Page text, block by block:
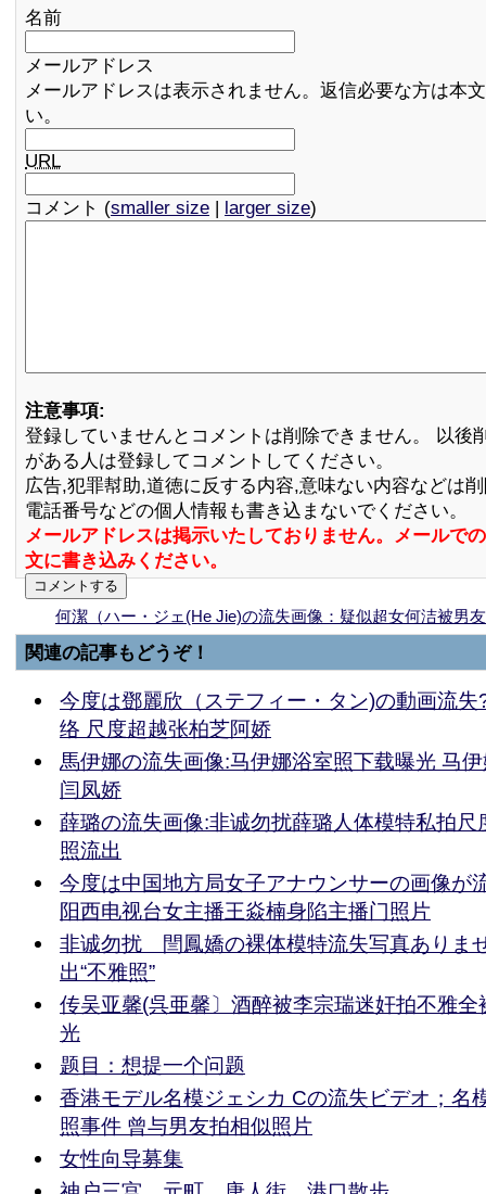
名前
メールアドレス
メールアドレスは表示されません。返信必要な方は本
い。
URL
コメント (smaller size | larger size)
注意事項:
登録していませんとコメントは削除できません。 以後
がある人は登録してコメントしてください。
広告,犯罪幇助,道徳に反する内容,意味ない内容などは
電話番号などの個人情報も書き込まないでください。
メールアドレスは掲示いたしておりません。メールで
文に書き込みください。
何潔（ハー・ジェ(He Jie)の流失画像：疑似超女何洁被男
関連の記事もどうぞ！
今度は鄧麗欣（ステフィー・タン)の動画流
络 尺度超越张柏芝阿娇
馬伊娜の流失画像:马伊娜浴室照下载曝光 马
闫凤娇
薛璐の流失画像:非诚勿扰薛璐人体模特私拍
照流出
今度は中国地方局女子アナウンサーの画像
阳西电视台女主播王焱楠身陷主播门照片
非诚勿扰 閆鳳嬌の裸体模特流失写真ありま
出“不雅照”
传吴亚馨(呉亜馨〕酒醉被李宗瑞迷奸拍不雅
光
题目：想提一个问题
香港モデル名模ジェシカ Cの流失ビデオ；名
照事件 曾与男友拍相似照片
女性向导募集